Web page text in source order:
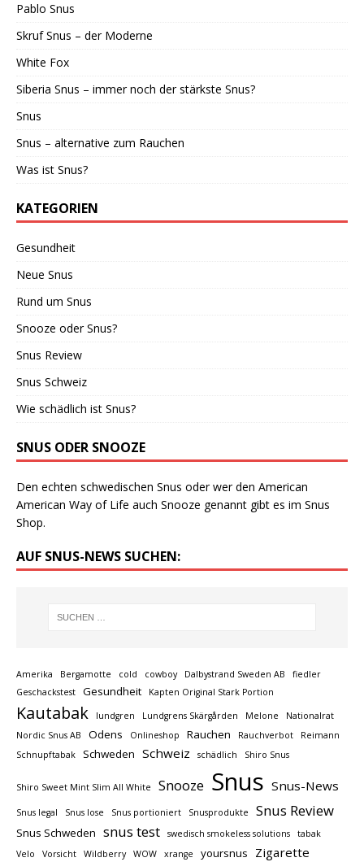
Pablo Snus
Skruf Snus – der Moderne
White Fox
Siberia Snus – immer noch der stärkste Snus?
Snus
Snus – alternative zum Rauchen
Was ist Snus?
KATEGORIEN
Gesundheit
Neue Snus
Rund um Snus
Snooze oder Snus?
Snus Review
Snus Schweiz
Wie schädlich ist Snus?
SNUS ODER SNOOZE
Den echten schwedischen Snus oder wer den American
American Way of Life auch Snooze genannt gibt es im Snus
Shop.
AUF SNUS-NEWS SUCHEN:
Amerika Bergamotte cold cowboy Dalbystrand Sweden AB
fiedler
Geschackstest
Gesundheit Kapten Original Stark Portion
Kautabak lundgren Lundgrens Skärgården Melone
Nationalrat
Nordic Snus AB
Odens Onlineshop Rauchen Rauchverbot
Reimann
Schnupftabak
Schweden Schweiz schädlich Shiro Snus
Shiro Sweet Mint Slim All White Snooze Snus Snus-News
Snus legal Snus lose Snus portioniert Snusprodukte Snus Review
Snus Schweden snus test swedisch smokeless solutions
tabak
Velo
Vorsicht Wildberry WOW xrange yoursnus Zigarette